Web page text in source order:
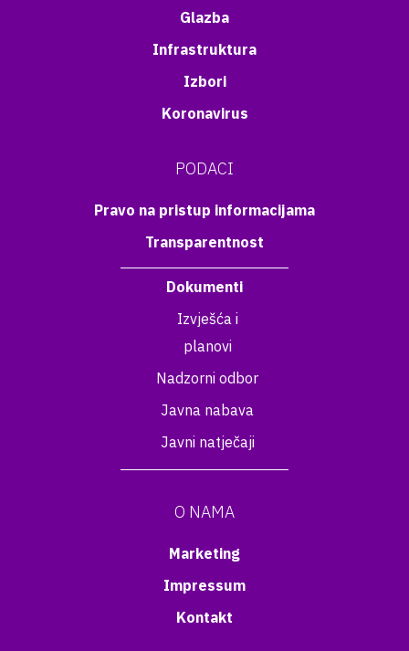
Glazba
Infrastruktura
Izbori
Koronavirus
PODACI
Pravo na pristup informacijama
Transparentnost
Dokumenti
Izvješća i
planovi
Nadzorni odbor
Javna nabava
Javni natječaji
O NAMA
Marketing
Impressum
Kontakt